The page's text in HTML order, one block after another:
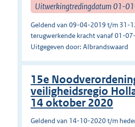
Uitwerkingtredingdatum 01-
Geldend van 09-04-2019 t/m 31-
terugwerkende kracht vanaf 01-
Uitgegeven door: Albrandswaard
15e
veiligheidsregio
14 oktober 2020
Geldend van 14-10-2020 t/m